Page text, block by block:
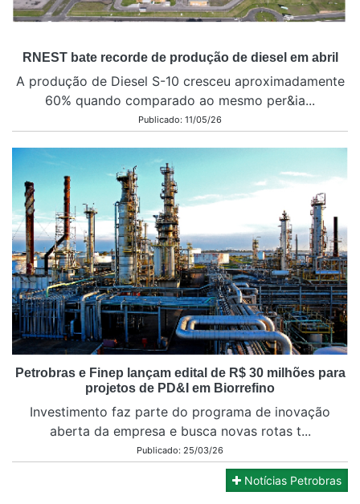
RNEST bate recorde de produção de diesel em abril
A produção de Diesel S-10 cresceu aproximadamente
60% quando comparado ao mesmo per&ia...
Publicado: 11/05/26
Petrobras e Finep lançam edital de R$ 30 milhões para
projetos de PD&I em Biorrefino
Investimento faz parte do programa de inovação
aberta da empresa e busca novas rotas t...
Publicado: 25/03/26
Notícias Petrobras